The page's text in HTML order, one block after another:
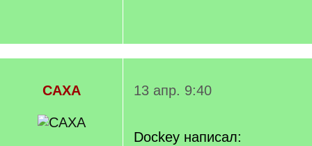
САХА 13 апр. 9:40
Dockey написал: